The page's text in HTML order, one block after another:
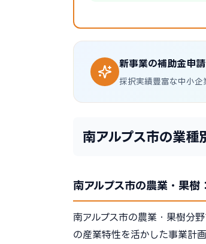
新事業の補助金申
採択実績豊富な中小
南アルプス市の業種
南アルプス市の農業・果樹
南アルプス市の農業・果樹分
の産業特性を活かした事業計